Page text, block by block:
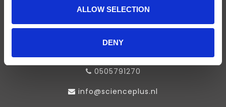
ALLOW SELECTION
DENY
SCIENCE PLUS GROUP BV
Visserstraat 27
9712 CS
0505791270
info@scienceplus.nl